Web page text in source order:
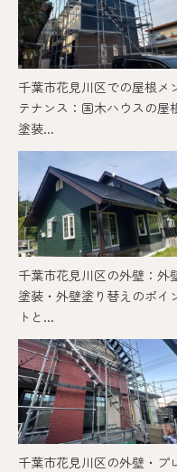
千葉市花見川区での屋根メ
テナンス：国木ハウスの屋
塗装...
千葉市花見川区の外壁：外
塗装・外壁塗り替えのポイ
トと...
千葉市花見川区の外壁・プ